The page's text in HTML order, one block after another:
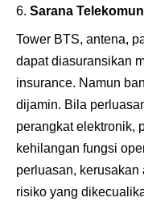
Sarana
Tower BTS, antena,
dapat diasuransikan
insurance. Namun
dijamin. Bila
perangkat elektronik,
kehilangan fungsi
perluasan,
risiko yang